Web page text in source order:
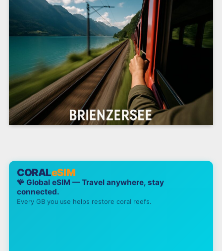
CORALeSIM
🪸 Global eSIM — Travel anywhere, stay
connected.
Every GB you use helps restore coral reefs.